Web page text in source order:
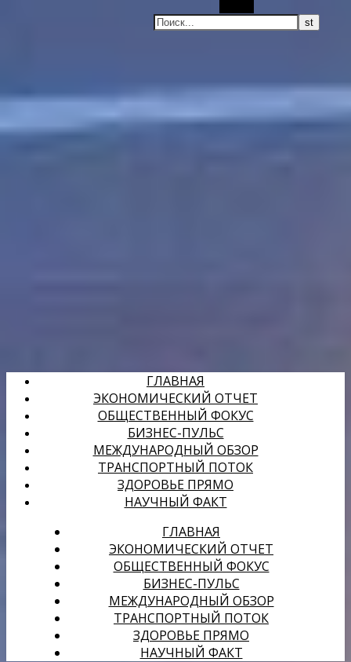
ГЛАВНАЯ
ЭКОНОМИЧЕСКИЙ ОТЧЕТ
ОБЩЕСТВЕННЫЙ ФОКУС
БИЗНЕС-ПУЛЬС
МЕЖДУНАРОДНЫЙ ОБЗОР
ТРАНСПОРТНЫЙ ПОТОК
ЗДОРОВЬЕ ПРЯМО
НАУЧНЫЙ ФАКТ
ГЛАВНАЯ
ЭКОНОМИЧЕСКИЙ ОТЧЕТ
ОБЩЕСТВЕННЫЙ ФОКУС
БИЗНЕС-ПУЛЬС
МЕЖДУНАРОДНЫЙ ОБЗОР
ТРАНСПОРТНЫЙ ПОТОК
ЗДОРОВЬЕ ПРЯМО
НАУЧНЫЙ ФАКТ